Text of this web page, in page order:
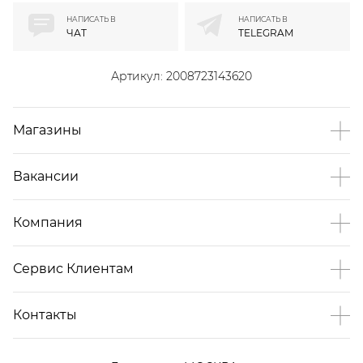
Артикул: 2008723143620
НАПИСАТЬ В
ЧАТ
НАПИСАТЬ В
TELEGRAM
Магазины
Вакансии
Компания
Сервис Клиентам
Контакты